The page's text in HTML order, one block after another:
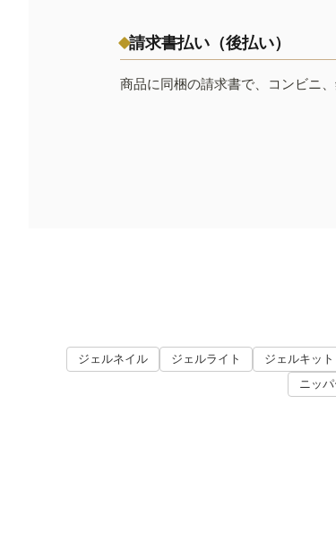
請求書払い（後払い）
商品に同梱の請求書で、コンビニ
ジェルネイル ジェルライト ジェルキット
ニッパ